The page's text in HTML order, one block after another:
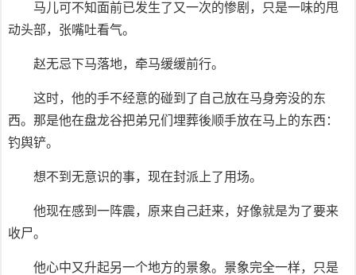
马儿可不知面前已发生了又一次的惨剧，只是一味的甩
动头部，张嘴吐看气。
赵无忌下马落地，牵马缓缓前行。
这时，他的手不经意的碰到了自己放在马身旁没的东
西。那是他在盘龙谷把弟兄们埋葬後顺手放在马上的东西：
钓舆铲。
想不到无意识的事，现在封派上了用场。
他现在感到一阵震，原来自己赶来，好像就是为了要来
收尸。
他心中又升起另一个地方的景象。景象完全一样，只是